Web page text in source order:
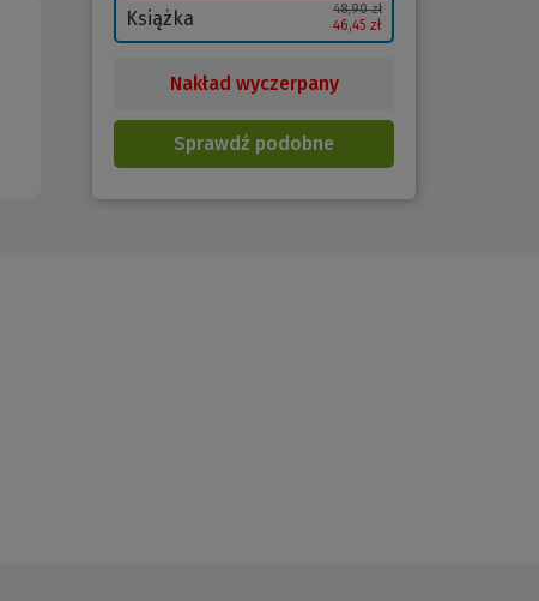
Książka 48,90 zł
46,45 zł
Nakład wyczerpany
Sprawdź podobne